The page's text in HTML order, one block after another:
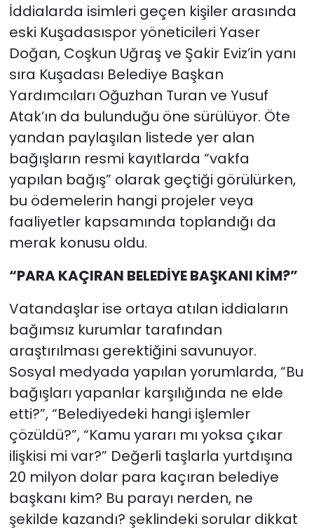
İddialarda isimleri geçen kişiler arasında
eski Kuşadasıspor yöneticileri Yaser
Doğan, Coşkun Uğraş ve Şakir Eviz’in yanı
sıra Kuşadası Belediye Başkan
Yardımcıları Oğuzhan Turan ve Yusuf
Atak’ın da bulunduğu öne sürülüyor. Öte
yandan paylaşılan listede yer alan
bağışların resmi kayıtlarda “vakfa
yapılan bağış” olarak geçtiği görülürken,
bu ödemelerin hangi projeler veya
faaliyetler kapsamında toplandığı da
merak konusu oldu.
“PARA KAÇIRAN BELEDİYE BAŞKANI KİM?”
Vatandaşlar ise ortaya atılan iddiaların
bağımsız kurumlar tarafından
araştırılması gerektiğini savunuyor.
Sosyal medyada yapılan yorumlarda, “Bu
bağışları yapanlar karşılığında ne elde
etti?”, “Belediyedeki hangi işlemler
çözüldü?”, “Kamu yararı mı yoksa çıkar
ilişkisi mi var?” Değerli taşlarla yurtdışına
20 milyon dolar para kaçıran belediye
başkanı kim? Bu parayı nerden, ne
şekilde kazandı? şeklindeki sorular dikkat